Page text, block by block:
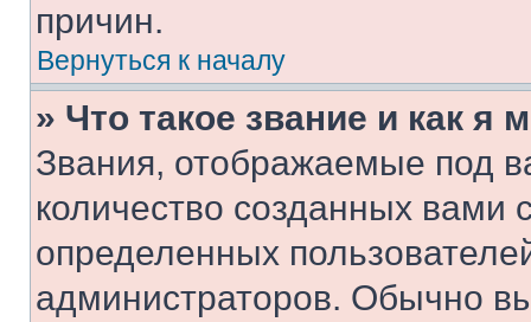
причин.
Вернуться к началу
» Что такое звание и как я
Звания, отображаемые под
количество созданных
определенных
администраторов. Обычно